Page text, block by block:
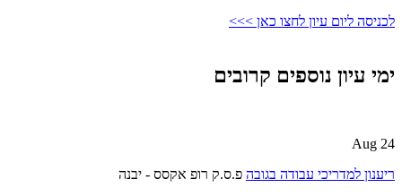
לכניסה ליום עיון לחצו כאן >>>
ימי עיון נוספים קרובים
24 Aug
ריענון למדריכי עבודה בגובה פ.ס.ק רופ אקסס - יבנה